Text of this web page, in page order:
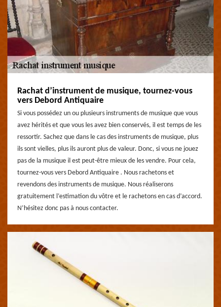
Rachat d’instrument de musique, tournez-vous
vers Debord Antiquaire
Si vous possédez un ou plusieurs instruments de musique que vous
avez hérités et que vous les avez bien conservés, il est temps de les
ressortir. Sachez que dans le cas des instruments de musique, plus
ils sont vielles, plus ils auront plus de valeur. Donc, si vous ne jouez
pas de la musique il est peut-être mieux de les vendre. Pour cela,
tournez-vous vers Debord Antiquaire . Nous rachetons et
revendons des instruments de musique. Nous réaliserons
gratuitement l’estimation du vôtre et le rachetons en cas d’accord.
N’hésitez donc pas à nous contacter.